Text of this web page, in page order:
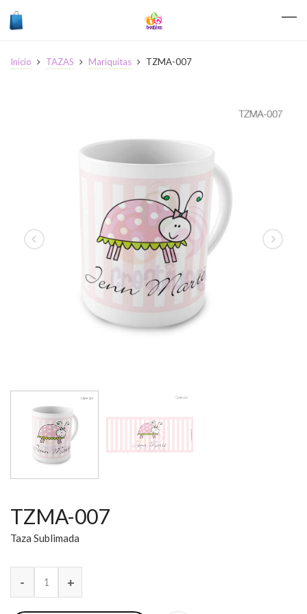
Inicio TAZAS Mariquitas TZMA-007
TZMA-007
Taza Sublimada